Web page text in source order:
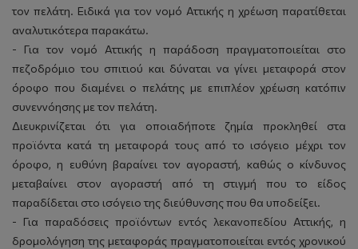
τον πελάτη. Ειδικά για τον νομό Αττικής η χρέωση παρατίθεται
αναλυτικότερα παρακάτω.
- Για τον νομό Αττικής η παράδοση πραγματοποιείται στο
πεζοδρόμιο του σπιτιού και δύναται να γίνει μεταφορά στον
όροφο που διαμένει ο πελάτης με επιπλέον χρέωση κατόπιν
συνεννόησης με τον πελάτη.
Διευκρινίζεται ότι για οποιαδήποτε ζημία προκληθεί στα
προϊόντα κατά τη μεταφορά τους από το ισόγειο μέχρι τον
όροφο, η ευθύνη βαραίνει τον αγοραστή, καθώς ο κίνδυνος
μεταβαίνει στον αγοραστή από τη στιγμή που το είδος
παραδίδεται στο ισόγειο της διεύθυνσης που θα υποδείξει.
- Για παραδόσεις προϊόντων εντός λεκανοπεδίου Αττικής, η
δρομολόγηση της μεταφοράς πραγματοποιείται εντός χρονικού